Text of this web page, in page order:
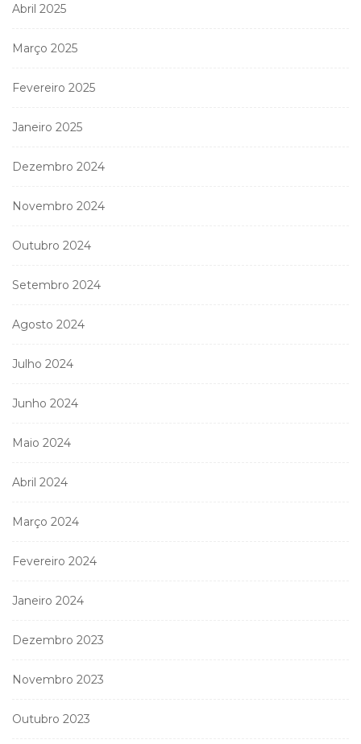
Abril 2025
Março 2025
Fevereiro 2025
Janeiro 2025
Dezembro 2024
Novembro 2024
Outubro 2024
Setembro 2024
Agosto 2024
Julho 2024
Junho 2024
Maio 2024
Abril 2024
Março 2024
Fevereiro 2024
Janeiro 2024
Dezembro 2023
Novembro 2023
Outubro 2023